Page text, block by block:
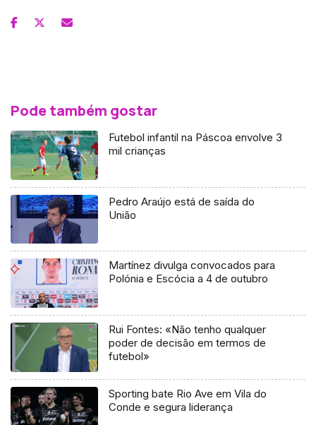
Pode também gostar
Futebol infantil na Páscoa envolve 3
mil crianças
Pedro Araújo está de saída do
União
Martínez divulga convocados para
Polónia e Escócia a 4 de outubro
Rui Fontes: «Não tenho qualquer
poder de decisão em termos de
futebol»
Sporting bate Rio Ave em Vila do
Conde e segura liderança